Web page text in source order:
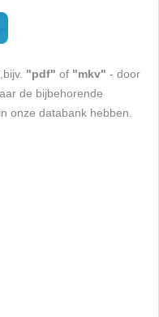
"pdf" of "mkv" - door
de bijbehorende
onze databank hebben.